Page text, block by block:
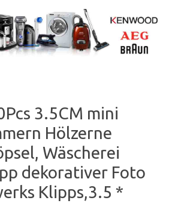
3.5CM mini
Hölzerne
Wäscherei
dekorativer Foto
Klipps,3.5 *